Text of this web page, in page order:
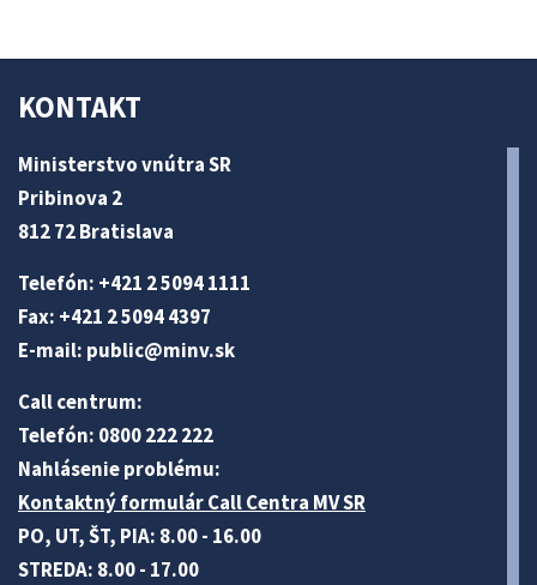
KONTAKT
Ministerstvo vnútra SR
Pribinova 2
812 72 Bratislava
Telefón: +421 2 5094 1111
Fax: +421 2 5094 4397
E-mail: public@minv.sk
Call centrum:
Telefón: 0800 222 222
Nahlásenie problému:
Kontaktný formulár Call Centra MV SR
PO, UT, ŠT, PIA: 8.00 - 16.00
STREDA: 8.00 - 17.00